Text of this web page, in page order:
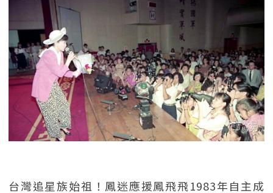
台灣追星族始祖！鳳迷應援鳳飛飛1983年自主成